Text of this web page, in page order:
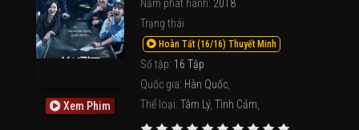
Xem Phim
Năm phát hành: 2018
Trạng thái
Hoàn Tất (16/16) Thuyết Minh
Số tập: 16 Tập
Quốc gia: Hàn Quốc
Thể loại: Tâm Lý, Tình Cảm